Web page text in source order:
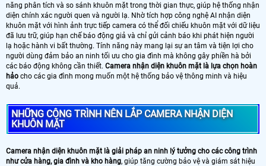
năng phân tích và so sánh khuôn mặt trong thời gian thực, giúp hệ thống nhận
diện chính xác người quen và người lạ. Nhờ tích hợp công nghệ AI nhận diện
khuôn mặt với hình ảnh trực tiếp camera có thể đối chiếu khuôn mặt với dữ liệu
đã lưu trữ, giúp hạn chế báo động giả và chỉ gửi cảnh báo khi phát hiện người
lạ hoặc hành vi bất thường. Tính năng này mang lại sự an tâm và tiện lợi cho
người dùng đảm bảo an ninh tối ưu cho gia đình mà không gây phiền hà bởi
các báo động không cần thiết. Camera nhận diện khuôn mặt là lựa chọn hoàn
hảo cho các gia đình mong muốn một hệ thống bảo vệ thông minh và hiệu
quả.
NHỮNG CÔNG TRÌNH NÊN LẮP CAMERA NHẬN DIỆN
KHUÔN MẶT
Camera nhận diện khuôn mặt là giải pháp an ninh lý tưởng cho các công trình
như cửa hàng, gia đình và kho hàng, giúp tăng cường bảo vệ và giám sát hiệu